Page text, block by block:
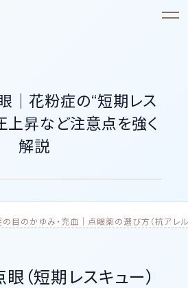
｜花粉症の“短期レス
上昇など注意点を強く
解説
目のかゆみ・充血｜点眼薬の選び方（抗アレ
（短期レスキュー）